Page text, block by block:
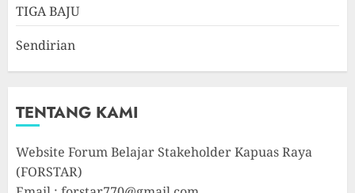
TIGA BAJU
Sendirian
TENTANG KAMI
Website Forum Belajar Stakeholder Kapuas Raya
(FORSTAR)